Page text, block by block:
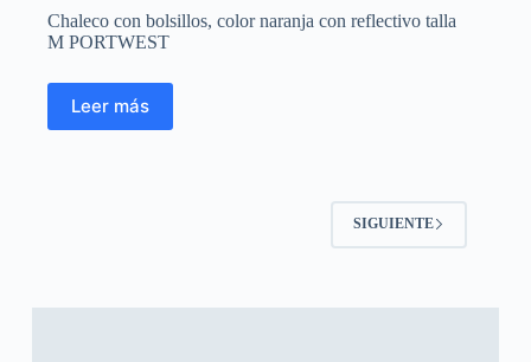
Chaleco con bolsillos, color naranja con reflectivo talla
M PORTWEST
Leer más
SIGUIENTE